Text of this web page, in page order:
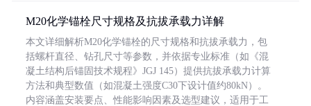
M20化学锚栓尺寸规格及抗拔承载力详解
本文详细解析M20化学锚栓的尺寸规格和抗拔承载力，包
括螺杆直径、钻孔尺寸等参数，并依据专业标准（如《混
凝土结构后锚固技术规程》JGJ 145）提供抗拔承载力计算
方法和典型数值（如混凝土强度C30下设计值约80kN）。
内容涵盖安装要点、性能影响因素及选型建议，适用于工